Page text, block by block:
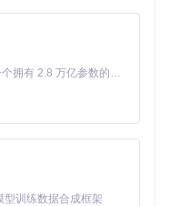
密和密文解密三个功能
10分钟内解决，相比传
效率提升近144倍。
Kimi K3 是Kimi能力最强的模型：这是一个拥有 2.8 万亿参数的混合专家（MoE）模型，具备原生视觉理解能力，并支持 100 万 token 的上下文窗口。
型训练数据合成框架